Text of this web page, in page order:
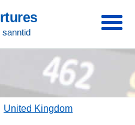
sanntid
United Kingdom